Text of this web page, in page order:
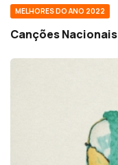
MELHORES DO ANO 2022
Canções Nacionais